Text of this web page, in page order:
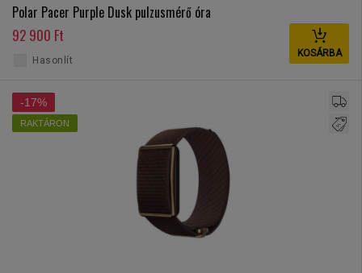
Polar Pacer Purple Dusk pulzusmérő óra
92 900 Ft
KOSÁRBA
Hasonlít
-17%
RAKTÁRON